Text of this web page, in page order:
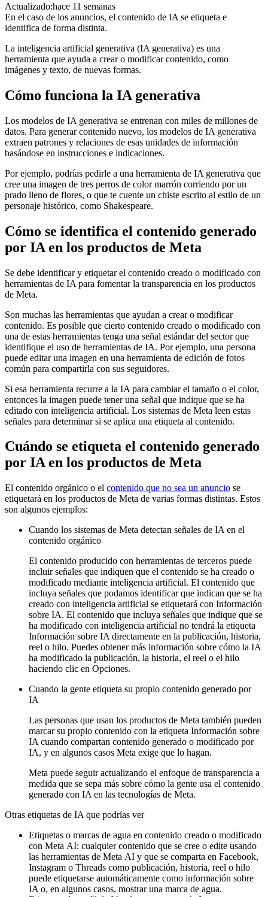
Actualizado:hace 11 semanas
En el caso de los anuncios, el contenido de IA se etiqueta e
identifica de forma distinta.
La inteligencia artificial generativa (IA generativa) es una
herramienta que ayuda a crear o modificar contenido, como
imágenes y texto, de nuevas formas.
Cómo funciona la IA generativa
Los modelos de IA generativa se entrenan con miles de millones de
datos. Para generar contenido nuevo, los modelos de IA generativa
extraen patrones y relaciones de esas unidades de información
basándose en instrucciones e indicaciones.
Por ejemplo, podrías pedirle a una herramienta de IA generativa que
cree una imagen de tres perros de color marrón corriendo por un
prado lleno de flores, o que te cuente un chiste escrito al estilo de un
personaje histórico, como Shakespeare.
Cómo se identifica el contenido generado
por IA en los productos de Meta
Se debe identificar y etiquetar el contenido creado o modificado con
herramientas de IA para fomentar la transparencia en los productos
de Meta.
Son muchas las herramientas que ayudan a crear o modificar
contenido. Es posible que cierto contenido creado o modificado con
una de estas herramientas tenga una señal estándar del sector que
identifique el uso de herramientas de IA. Por ejemplo, una persona
puede editar una imagen en una herramienta de edición de fotos
común para compartirla con sus seguidores.
Si esa herramienta recurre a la IA para cambiar el tamaño o el color,
entonces la imagen puede tener una señal que indique que se ha
editado con inteligencia artificial. Los sistemas de Meta leen estas
señales para determinar si se aplica una etiqueta al contenido.
Cuándo se etiqueta el contenido generado
por IA en los productos de Meta
El contenido orgánico o el contenido que no sea un anuncio se
etiquetará en los productos de Meta de varias formas distintas. Estos
son algunos ejemplos:
Cuando los sistemas de Meta detectan señales de IA en el
contenido orgánico
El contenido producido con herramientas de terceros puede
incluir señales que indiquen que el contenido se ha creado o
modificado mediante inteligencia artificial. El contenido que
incluya señales que podamos identificar que indican que se ha
creado con inteligencia artificial se etiquetará con Información
sobre IA. El contenido que incluya señales que indique que se
ha modificado con inteligencia artificial no tendrá la etiqueta
Información sobre IA directamente en la publicación, historia,
reel o hilo. Puedes obtener más información sobre cómo la IA
ha modificado la publicación, la historia, el reel o el hilo
haciendo clic en Opciones.
Cuando la gente etiqueta su propio contenido generado por
IA
Las personas que usan los productos de Meta también pueden
marcar su propio contenido con la etiqueta Información sobre
IA cuando compartan contenido generado o modificado por
IA, y en algunos casos Meta exige que lo hagan.
Meta puede seguir actualizando el enfoque de transparencia a
medida que se sepa más sobre cómo la gente usa el contenido
generado con IA en las tecnologías de Meta.
Otras etiquetas de IA que podrías ver
Etiquetas o marcas de agua en contenido creado o modificado
con Meta AI: cualquier contenido que se cree o edite usando
las herramientas de Meta AI y que se comparta en Facebook,
Instagram o Threads como publicación, historia, reel o hilo
puede etiquetarse automáticamente como información sobre
IA o, en algunos casos, mostrar una marca de agua.